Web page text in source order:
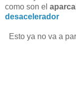
como son el
desacelerador
Esto ya no va a